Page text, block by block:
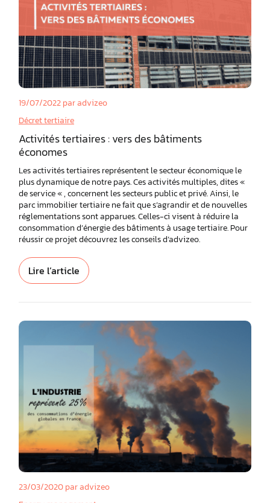
19/07/2022par advizeo
Décret tertiaire
Activités tertiaires : vers des bâtiments
économes
Les activités tertiaires représentent le secteur économique le
plus dynamique de notre pays. Ces activités multiples, dites «
de service « , concernent les secteurs public et privé. Ainsi, le
parc immobilier tertiaire ne fait que s’agrandir et de nouvelles
réglementations sont apparues. Celles-ci visent à réduire la
consommation d’énergie des bâtiments à usage tertiaire. Pour
réussir ce projet découvrez les conseils d’advizeo.
Lire l’article
23/03/2020par advizeo